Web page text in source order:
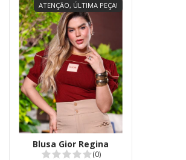
ATENÇÃO, ÚLTIMA PEÇA!
Blusa Gior Regina
(0)